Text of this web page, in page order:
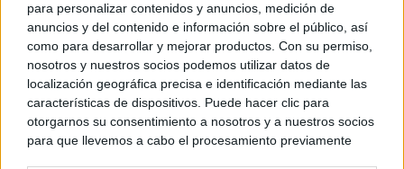
para personalizar contenidos y anuncios, medición de
anuncios y del contenido e información sobre el público, así
como para desarrollar y mejorar productos. Con su permiso,
nosotros y nuestros socios podemos utilizar datos de
localización geográfica precisa e identificación mediante las
características de dispositivos. Puede hacer clic para
otorgarnos su consentimiento a nosotros y a nuestros socios
para que llevemos a cabo el procesamiento previamente
© Kiosko.net Aviso Legal Privacidad y Cookies